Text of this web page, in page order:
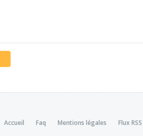
Accueil Faq Mentions légales Flux RSS